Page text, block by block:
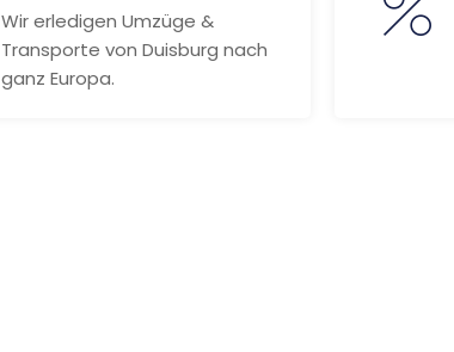
Wir erledigen Umzüge &
Transporte von Duisburg nach
ganz Europa.